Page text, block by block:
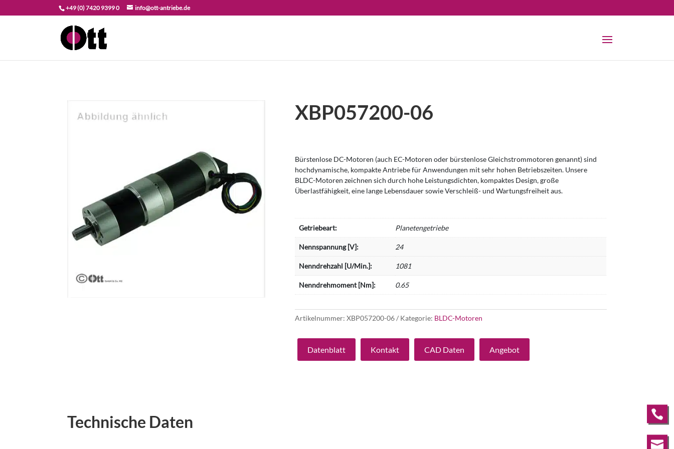
+49 (0) 7420 9399 0 info@ott-antriebe.de
XBP057200-06
Bürstenlose DC-Motoren (auch EC-Motoren oder bürstenlose Gleichstrommotoren genannt) sind
hochdynamische, kompakte Antriebe für Anwendungen mit sehr hohen Betriebszeiten. Unsere
BLDC-Motoren zeichnen sich durch hohe Leistungsdichten, kompaktes Design, große
Überlastfähigkeit, eine lange Lebensdauer sowie Verschleiß- und Wartungsfreiheit aus.
Getriebeart: Planetengetriebe
Nennspannung [V]: 24
Nenndrehzahl [U/Min.]: 1081
Nenndrehmoment [Nm]: 0.65
Artikelnummer:XBP057200-06 Kategorie: BLDC-Motoren
Datenblatt Kontakt CAD Daten Angebot
Technische Daten 
